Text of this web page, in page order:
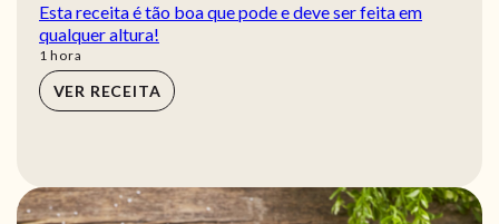
Esta receita é tão boa que pode e deve ser feita em
qualquer altura!
1 hora
hora
VER RECEITA